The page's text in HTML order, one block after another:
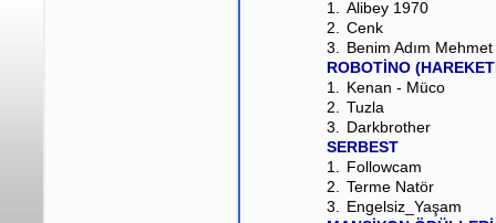
1.
Alibey 1970
2.
Cenk
3.
Benim Adım Mehmet
ROBOTİNO
1.
Kenan - Müco
2.
Tuzla
3.
Darkbrother
SERBEST
1.
Followcam
2.
Terme Natör
3.
Engelsiz_Yaşam